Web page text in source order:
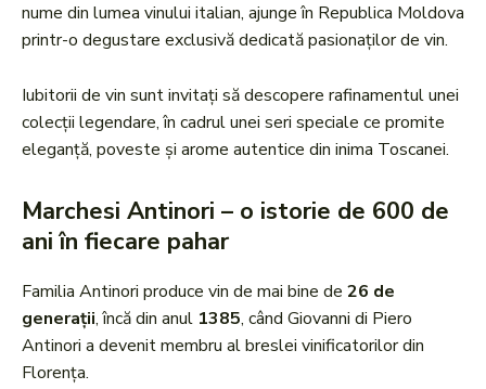
nume din lumea vinului italian, ajunge în Republica Moldova
printr-o degustare exclusivă dedicată pasionaților de vin.
Iubitorii de vin sunt invitați să descopere rafinamentul unei
colecții legendare, în cadrul unei seri speciale ce promite
eleganță, poveste și arome autentice din inima Toscanei.
Marchesi Antinori – o istorie de 600 de
ani în fiecare pahar
Familia Antinori produce vin de mai bine de 26 de
generații, încă din anul 1385, când Giovanni di Piero
Antinori a devenit membru al breslei vinificatorilor din
Florența.